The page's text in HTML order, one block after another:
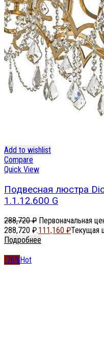
Add to wishlist
Compare
Quick View
Подвесная люстра
1.1.12.600 G
288,720₽ Первоначальная
288,720 ₽.111,160 ₽Текущая
Подробнее
-76% Hot